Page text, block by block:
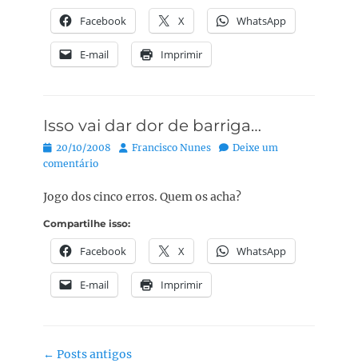
Facebook X WhatsApp
E-mail Imprimir
Isso vai dar dor de barriga…
Posted
on
20/10/2008 Autor:
Francisco Nunes
Deixe um
comentário
Jogo dos cinco erros. Quem os acha?
Compartilhe isso:
Facebook X WhatsApp
E-mail Imprimir
Navegação
← Posts antigos